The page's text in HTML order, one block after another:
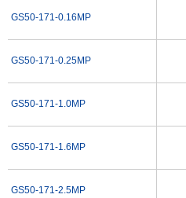
～0.25
GS50-171-0.16MP
GS50-171-0.25MP
GS50-171-1.0MP
GS50-171-1.6MP
GS50-171-2.5MP